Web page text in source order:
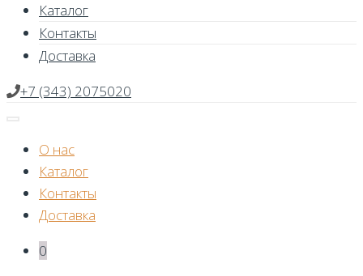
Каталог
Контакты
Доставка
+7 (343) 2075020
О нас
Каталог
Контакты
Доставка
0